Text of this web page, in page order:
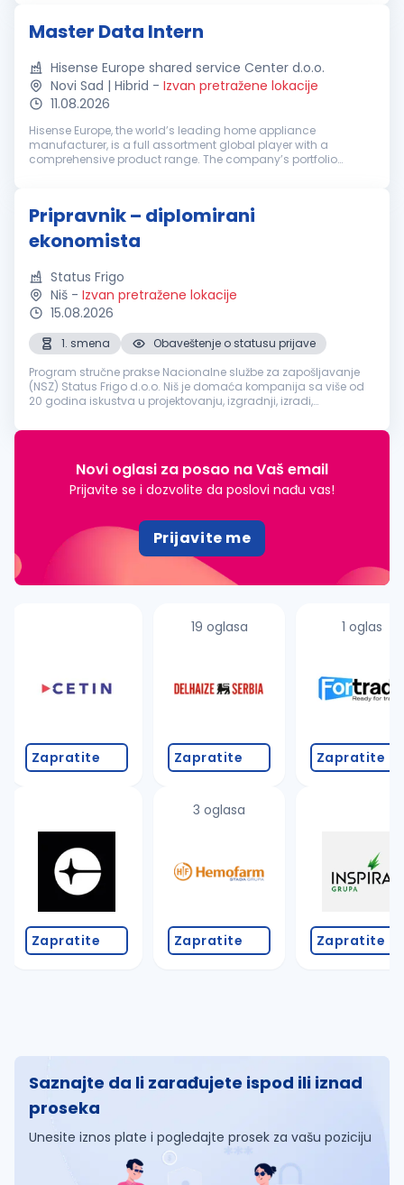
Master Data Intern
Hisense Europe shared service Center d.o.o.
Novi Sad | Hibrid - Izvan pretražene lokacije
11.08.2026
Hisense Europe, the world’s leading home appliance
manufacturer, is a full assortment global player with a
comprehensive product range. The company’s portfolio
Pripravnik – diplomirani
ekonomista
Status Frigo
Niš - Izvan pretražene lokacije
15.08.2026
1. smena
Obaveštenje o statusu prijave
Program stručne prakse Nacionalne službe za zapošljavanje
(NSZ) Status Frigo d.o.o. Niš je domaća kompanija sa više od
20 godina iskustva u projektovanju, izgradnji, izradi,
Sarađujemo sa vo...
Novi oglasi za posao na Vaš email
Prijavite se i dozvolite da poslovi nađu vas!
Prijavite me
Zapratite
Zapratite
19 oglasa
Zapratite
3 oglasa
Zapratite
1 oglas
Zapratite
Zapratite
Saznajte da li zarađujete ispod ili iznad
proseka
Unesite iznos plate i pogledajte prosek za vašu poziciju